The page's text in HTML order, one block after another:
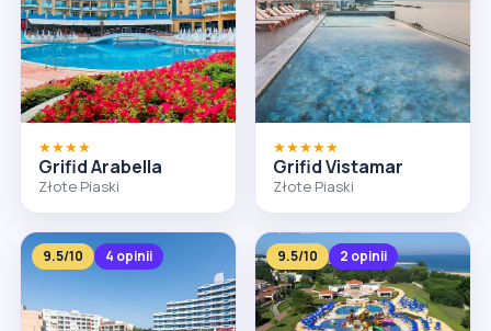
★★★★
Grifid Arabella
Złote Piaski
★★★★★
Grifid Vistamar
Złote Piaski
9.5/10 4 opinii 9.5/10 2 opinii